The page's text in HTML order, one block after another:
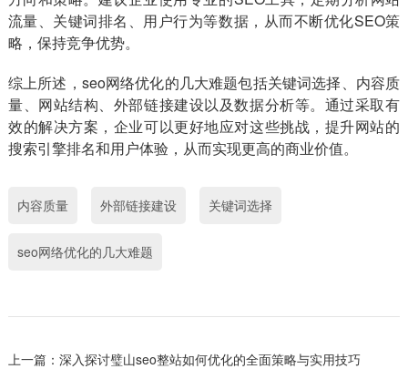
流量、关键词排名、用户行为等数据，从而不断优化SEO策
略，保持竞争优势。
综上所述，seo网络优化的几大难题包括关键词选择、内容质
量、网站结构、外部链接建设以及数据分析等。通过采取有
效的解决方案，企业可以更好地应对这些挑战，提升网站的
搜索引擎排名和用户体验，从而实现更高的商业价值。
内容质量 外部链接建设 关键词选择
seo网络优化的几大难题
上一篇： 深入探讨璧山seo整站如何优化的全面策略与实用技巧